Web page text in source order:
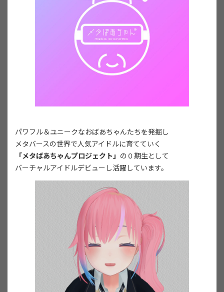
パワフル＆ユニークなおばあちゃんたちを発掘し
メタバースの世界で人気アイドルに育てていく
「メタばあちゃんプロジェクト」 の０期生として
バーチャルアイドルデビューし活躍しています。